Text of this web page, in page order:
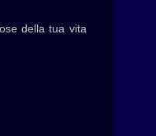
della tua vita